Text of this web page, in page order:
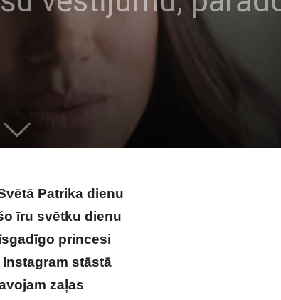
Patrika dienu
īru svētku dienu
princesi
stāstā
zaļas